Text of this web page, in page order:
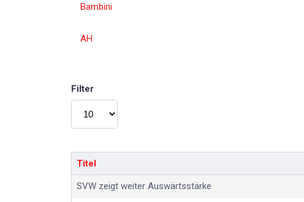
Filter
Anzeige #
Titel
SVW zeigt weiter Auswärtsstärke
Bambini
AH